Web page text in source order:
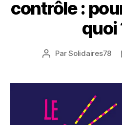
contrôle :
quoi
Auteur
ParSolidaires78